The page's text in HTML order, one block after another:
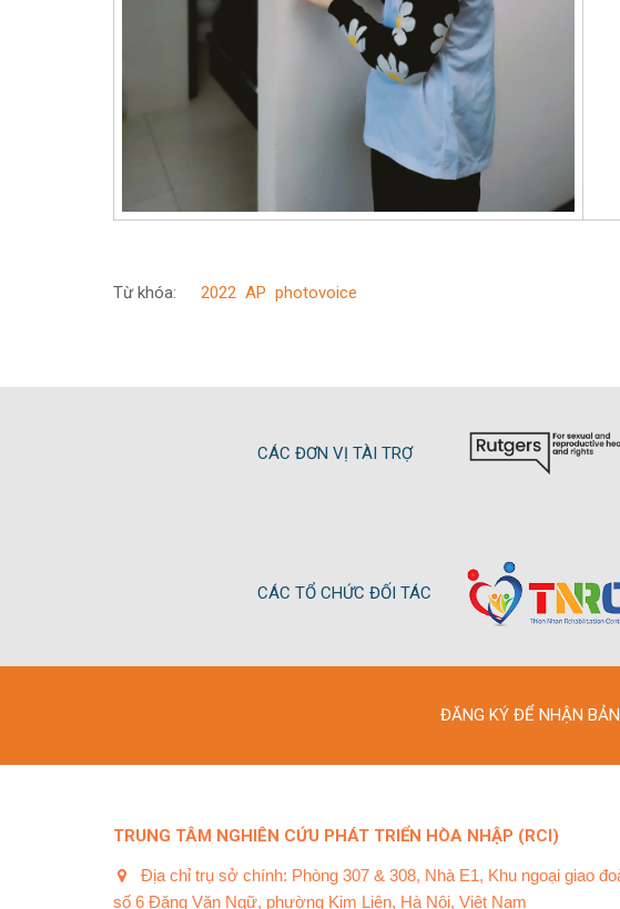
Từ khóa: 2022 AP photovoice
CÁC ĐƠN VỊ TÀI TRỢ
CÁC TỔ CHỨC ĐỐI TÁC
ĐĂNG KÝ ĐỂ NHẬN
TRUNG TÂM NGHIÊN CỨU PHÁT TRIỂN HÒA NHẬP (RCI)
Địa chỉ trụ sở chính: Phòng 307 & 308, Nhà E1, Khu ngoại giao
số 6 Đặng Văn Ngữ, phường Kim Liên, Hà Nội, Việt Nam